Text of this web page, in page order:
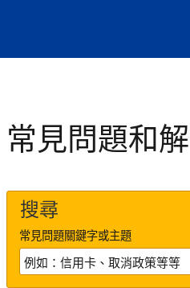
常見問題和
搜尋
常見問題關鍵字或主題